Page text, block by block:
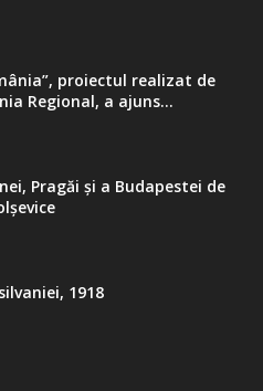
proiectul realizat de
Regional, a ajuns...
Pragăi şi a Budapestei de
1918